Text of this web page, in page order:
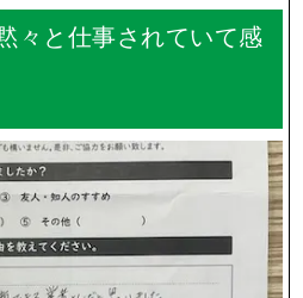
々と仕事されていて感